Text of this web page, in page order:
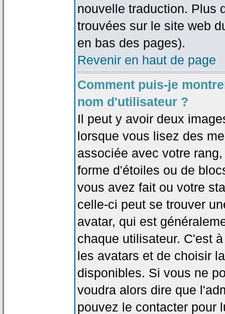
nouvelle traduction. Plus
trouvées sur le site web
en bas des pages).
Revenir en haut de page
Comment puis-je
nom d'utilisateur ?
Il peut y avoir deux
lorsque vous lisez des
associée avec votre
forme d'étoiles ou de
vous avez fait ou votre
celle-ci peut se trouver
avatar, qui est
chaque utilisateur. C'est
les avatars et de choisir
disponibles. Si vous ne
voudra alors dire que
pouvez le contacter pour